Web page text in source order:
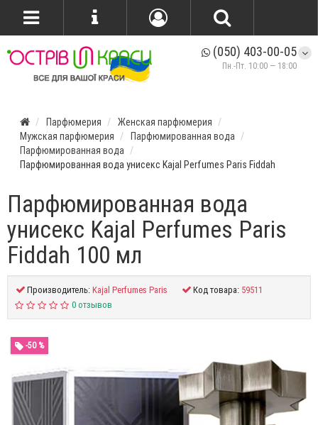
(050) 403-00-05
Пн.-Пт. 10:00 — 18:00
Парфюмерия
Женская парфюмерия
Мужская парфюмерия
Парфюмированная вода
Парфюмированная вода
Парфюмированная вода унисекс Kajal Perfumes Paris Fiddah
Парфюмированная вода
унисекс Kajal Perfumes Paris
Fiddah 100 мл
Производитель:Kajal Perfumes Paris Код товара: 59511
0 отзывов
-50 %